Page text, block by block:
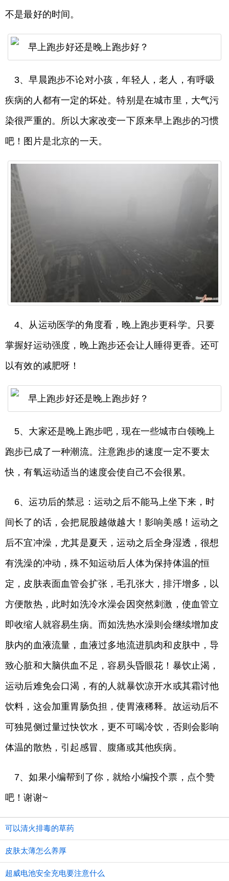
不是最好的时间。
3、早晨跑步不论对小孩，年轻人，老人，有呼吸
疾病的人都有一定的坏处。特别是在城市里，大气污
染很严重的。所以大家改变一下原来早上跑步的习惯
吧！图片是北京的一天。
4、从运动医学的角度看，晚上跑步更科学。只要
掌握好运动强度，晚上跑步还会让人睡得更香。还可
以有效的减肥呀！
5、大家还是晚上跑步吧，现在一些城市白领晚上
跑步已成了一种潮流。注意跑步的速度一定不要太
快，有氧运动适当的速度会使自己不会很累。
6、运功后的禁忌：运动之后不能马上坐下来，时
间长了的话，会把屁股越做越大！影响美感！运动之
后不宜冲澡，尤其是夏天，运动之后全身湿透，很想
有洗澡的冲动，殊不知运动后人体为保持体温的恒
定，皮肤表面血管会扩张，毛孔张大，排汗增多，以
方便散热，此时如洗冷水澡会因突然刺激，使血管立
即收缩人就容易生病。而如洗热水澡则会继续增加皮
肤内的血液流量，血液过多地流进肌肉和皮肤中，导
致心脏和大脑供血不足，容易头昏眼花！暴饮止渴，
运动后难免会口渴，有的人就暴饮凉开水或其霜讨他
饮料，这会加重胃肠负担，使胃液稀释。故运动后不
可独晃侧过量过快饮水，更不可喝冷饮，否则会影响
体温的散热，引起感冒、腹痛或其他疾病。
7、如果小编帮到了你，就给小编投个票，点个赞
吧！谢谢~
可以清火排毒的草药
皮肤太薄怎么养厚
超威电池安全充电要注意什么